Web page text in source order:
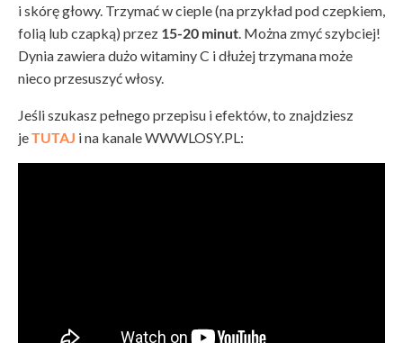
i skórę głowy. Trzymać w cieple (na przykład pod czepkiem,
folią lub czapką) przez 15-20 minut . Można zmyć szybciej!
Dynia zawiera dużo witaminy C i dłużej trzymana może
nieco przesuszyć włosy.
Jeśli szukasz pełnego przepisu i efektów, to znajdziesz
jeTUTAJ i na kanale WWWLOSY.PL: